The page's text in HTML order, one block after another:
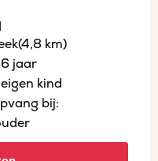
(4,8 km)
jaar
eigen kind
bij: